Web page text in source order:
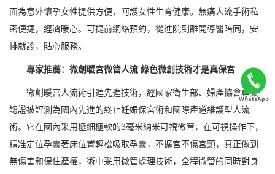
面為意外懷孕女性提供方便，呵護女性生育健康。無痛人流手術私
密便捷，經濟暖心。可提前網絡預約，從進院到離開導醫陪同，安
排就診，貼心服務。
專家推薦：微創暖宮微管人流 綠色微創技術才是真保宮
微創暖宮人流術引進先進技術，經國家衛生部、婦產協會專業
認證被評測為國內先進的終止妊娠保宮術和國際產道維護型人流
術。它在國內采用極細極軟的3毫米納米可視微管，在可視操作下，
精准定位孕囊著床位置輕松吸取孕囊，不擴宮不傷宮頸，真正做到
無傷害和保住產權，術中采用微管處理技術，全程微管的同時對身